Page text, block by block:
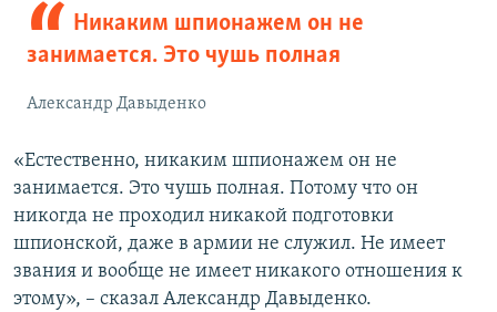
Никаким шпионажем он не
занимается. Это чушь полная
Александр Давыденко
«Естественно, никаким шпионажем он не
занимается. Это чушь полная. Потому что он
никогда не проходил никакой подготовки
шпионской, даже в армии не служил. Не имеет
звания и вообще не имеет никакого отношения к
этому», – сказал Александр Давыденко.